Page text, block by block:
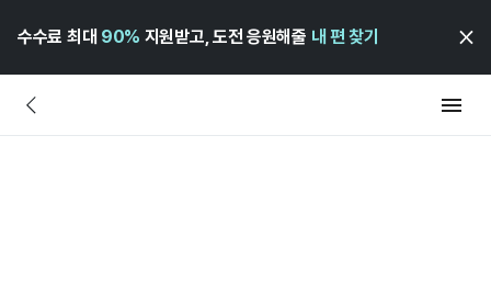
수수료 최대 90% 지원받고, 도전 응원해줄 내 편 찾기